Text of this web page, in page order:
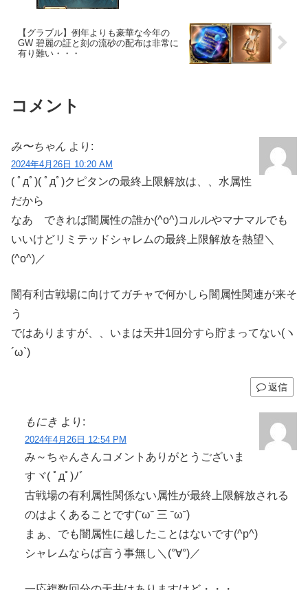
【グラブル】例年よりも豪華な今年の
GW 碧麗の証と刻の流砂の配布は非常に
有り難い・・・
コメント
み〜ちゃん より:
2024年4月26日 10:20 AM
( ﾟдﾟ)( ﾟдﾟ)クピタンの最終上限解放は、、水属性
だから
なあ できれば闇属性の誰か(^o^)コルルやマナマルでも
いいけどリミテッドシャレムの最終上限解放を熱望＼
(^o^)／
闇有利古戦場に向けてガチャで何かしら闇属性関連が来そ
う
ではありますが、、いまは天井1回分すら貯まってない(ヽ
´ω`)
返信
もにき より:
2024年4月26日 12:54 PM
み～ちゃんさんコメントありがとうございま
すヾ( ﾟдﾟ)ﾉ゛
古戦場の有利属性関係ない属性が最終上限解放される
のはよくあることです(˘ω˘ 三 ˘ω˘)
まぁ、でも闇属性に越したことはないです(^p^)
シャレムならば言う事無し＼(°∀°)／